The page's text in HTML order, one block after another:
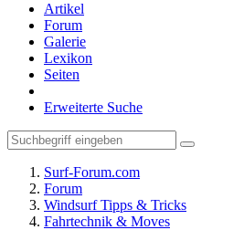
Artikel
Forum
Galerie
Lexikon
Seiten
Erweiterte Suche
Surf-Forum.com
Forum
Windsurf Tipps & Tricks
Fahrtechnik & Moves